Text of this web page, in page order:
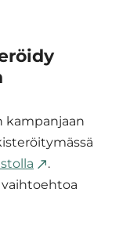
kampanjaan
.
vaihtoehtoa